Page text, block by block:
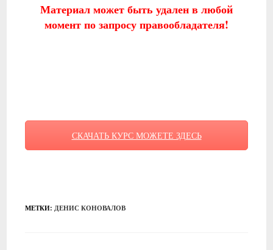
Материал может быть удален в любой
момент по запросу правообладателя!
СКАЧАТЬ КУРС МОЖЕТЕ ЗДЕСЬ
МЕТКИ:ДЕНИС КОНОВАЛОВ